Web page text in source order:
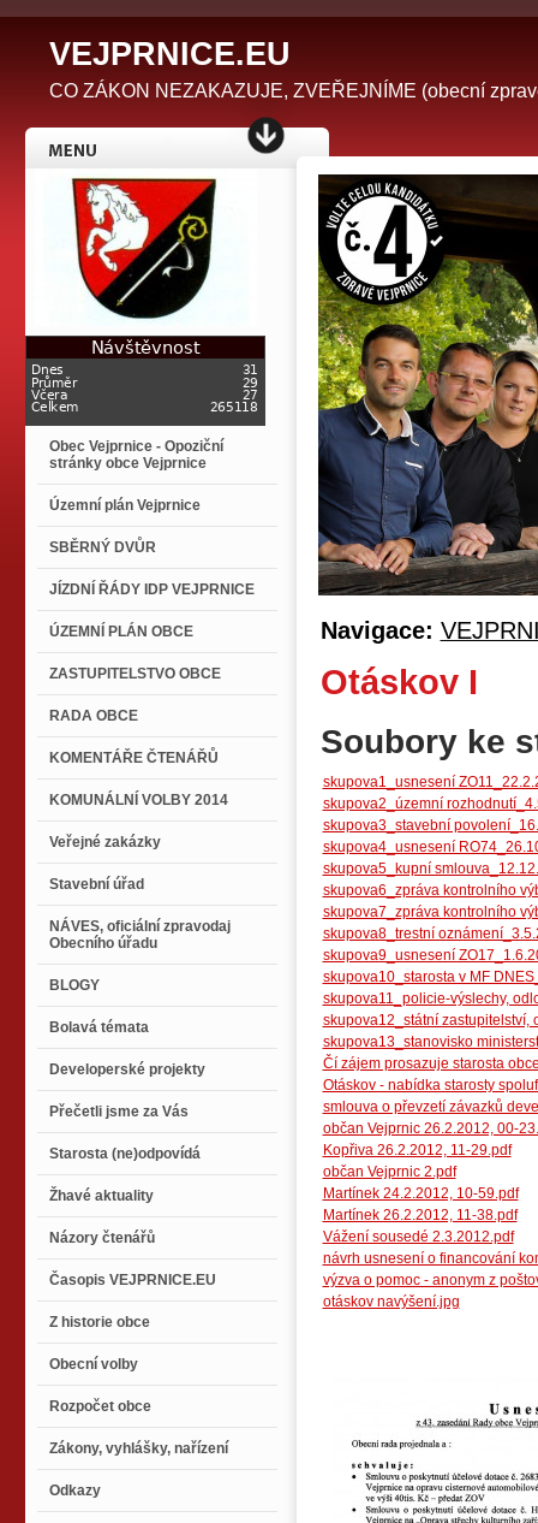
VEJPRNICE.EU
CO ZÁKON NEZAKAZUJE, ZVEŘEJNÍME (obecní
Obec Vejprnice - Opoziční
stránky obce Vejprnice
Územní plán Vejprnice
SBĚRNÝ DVŮR
JÍZDNÍ ŘÁDY IDP VEJPRNICE
ÚZEMNÍ PLÁN OBCE
ZASTUPITELSTVO OBCE
RADA OBCE
KOMENTÁŘE ČTENÁŘŮ
KOMUNÁLNÍ VOLBY 2014
Veřejné zakázky
Stavební úřad
NÁVES, oficiální zpravodaj
Obecního úřadu
BLOGY
Bolavá témata
Developerské projekty
Přečetli jsme za Vás
Starosta (ne)odpovídá
Žhavé aktuality
Názory čtenářů
Časopis VEJPRNICE.EU
Z historie obce
Obecní volby
Rozpočet obce
Zákony, vyhlášky, nařízení
Odkazy
Navigace:
Otáskov I
Soubory ke
skupova1_usnesení
skupova2_územní
skupova3_stavební
skupova4_usnesení
skupova5_kupní
skupova6_zpráva kontrolního
skupova7_zpráva kontrolního
skupova8_trestní
skupova9_usnesení
skupova10_starosta v MF
skupova11_policie-výslechy,
skupova12_státní zastupitelství,
skupova13_stanovisko
Čí zájem prosazuje starosta
Otáskov - nabídka starosty
smlouva o převzetí závazků
občan Vejprnic 26.2.2012, 00-
Kopřiva 26.2.2012, 11-29.pdf
občan Vejprnic 2.pdf
Martínek 24.2.2012, 10-59.pdf
Martínek 26.2.2012, 11-38.pdf
Vážení sousedé 2.3.2012.pdf
návrh usnesení o financování
výzva o pomoc - anonym z
otáskov navýšení.jpg